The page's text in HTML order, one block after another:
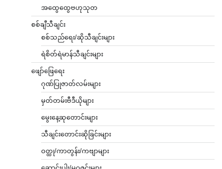
အထွေထွေဗဟုသုတ
စစ်ချီသီချင်း
စစ်သည်ရေး/ဆိုသီချင်းများ
ရဲစိတ်ရဲမာန်သီချင်းများ
ဖျော်ဖြေရေး
ဂုဏ်ပြုဇာတ်လမ်းများ
မှတ်တမ်းဗီဒီယိုများ
မွေးနေ့ဆုတောင်းများ
သီချင်းတောင်းဆိုခြင်းများ
ဝတ္ထု/ကာတွန်း/ကဗျာများ